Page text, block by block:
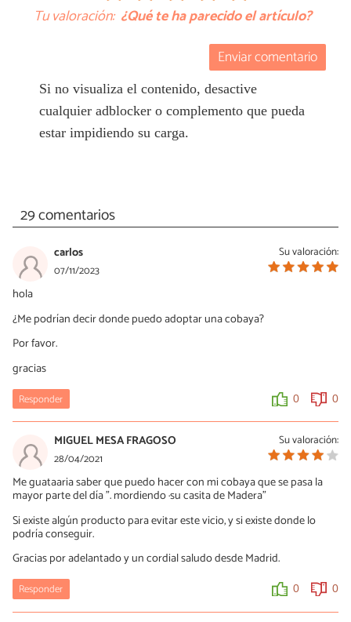
Tu valoración: ¿Qué te ha parecido el artículo?
Enviar comentario
Si no visualiza el contenido, desactive
cualquier adblocker o complemento que pueda
estar impidiendo su carga.
29 comentarios
Su valoración:
carlos
07/11/2023
hola
¿Me podrían decir donde puedo adoptar una cobaya?
Por favor.
gracias
Responder 0 0
Su valoración:
MIGUEL MESA FRAGOSO
28/04/2021
Me guataaria saber que puedo hacer con mi cobaya que se pasa la
mayor parte del día ". mordiendo ·su casita de Madera"
Si existe algún producto para evitar este vicio, y si existe donde lo
podría conseguir.
Gracias por adelantado y un cordial saludo desde Madrid.
Responder 0 0